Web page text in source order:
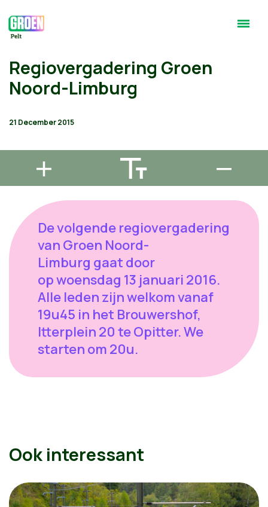
Regiovergadering Groen
Noord-Limburg
21 December 2015
De volgende regiovergadering
van Groen Noord-
Limburg gaat door
op woensdag 13 januari 2016.
Alle leden zijn welkom vanaf
19u45 in het Brouwershof,
Itterplein 20 te Opitter. We
starten om 20u.
Ook interessant